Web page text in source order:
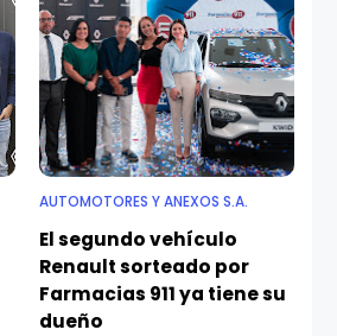
AUTOMOTORES Y ANEXOS S.A.
El segundo vehículo
Renault sorteado por
Farmacias 911 ya tiene su
dueño